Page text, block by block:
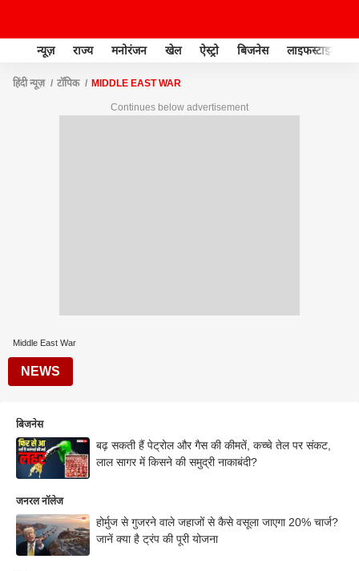
न्यूज़ राज्य मनोरंजन खेल ऐस्ट्रो बिजनेस लाइफस्टाइल
हिंदी न्यूज़ टॉपिक MIDDLE EAST WAR
Continues below advertisement
Middle East War
NEWS
बिजनेस
बढ़ सकती हैं पेट्रोल और गैस की कीमतें, कच्चे तेल पर संकट,
लाल सागर में किसने की समुद्री नाकाबंदी?
जनरल नॉलेज
होर्मुज से गुजरने वाले जहाजों से कैसे वसूला जाएगा 20% चार्ज?
जानें क्या है ट्रंप की पूरी योजना